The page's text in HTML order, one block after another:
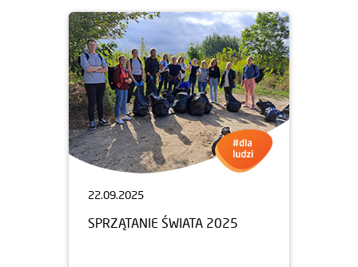
22.09.2025
SPRZĄTANIE ŚWIATA 2025